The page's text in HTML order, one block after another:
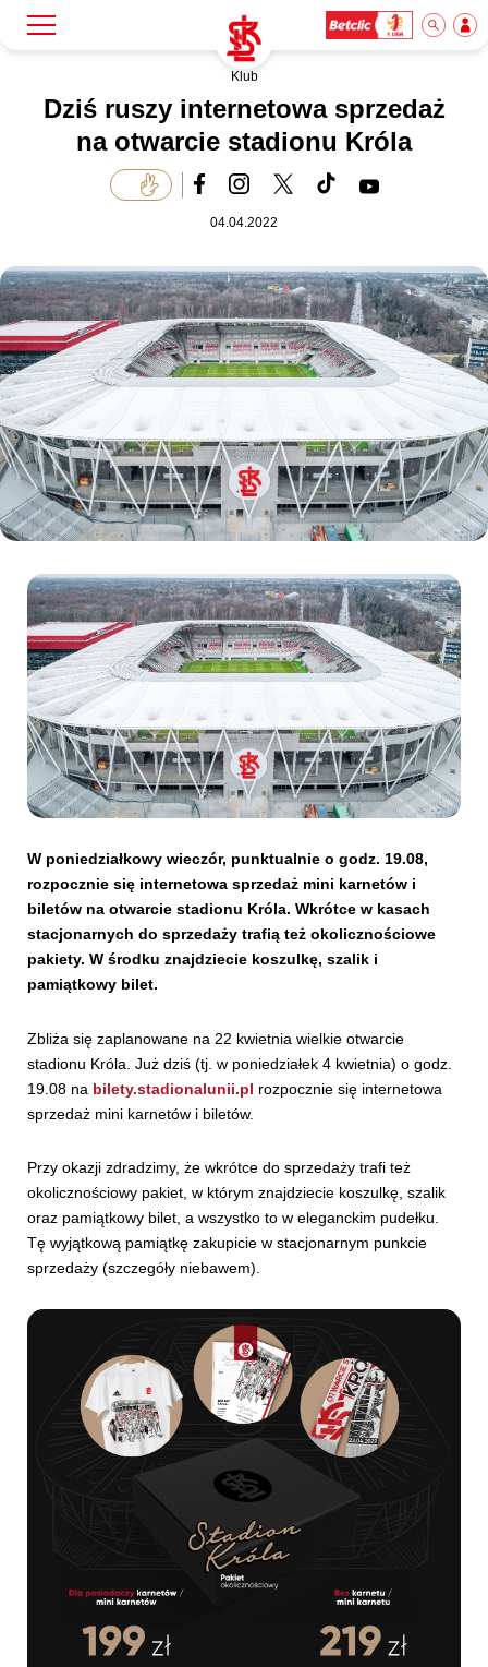
Klub
Akademia
Biznes
Dla mediów
Kibice
SKLEP KUP BILET
Klub
Dziś ruszy internetowa sprzedaż
na otwarcie stadionu Króla
04.04.2022
W poniedziałkowy wieczór, punktualnie o godz. 19.08,
rozpocznie się internetowa sprzedaż mini karnetów i
biletów na otwarcie stadionu Króla. Wkrótce w kasach
stacjonarnych do sprzedaży trafią też okolicznościowe
pakiety. W środku znajdziecie koszulkę, szalik i
pamiątkowy bilet.
Zbliża się zaplanowane na 22 kwietnia wielkie otwarcie
stadionu Króla. Już dziś (tj. w poniedziałek 4 kwietnia) o godz.
19.08 na bilety.stadionalunii.pl rozpocznie się internetowa
sprzedaż mini karnetów i biletów.
Przy okazji zdradzimy, że wkrótce do sprzedaży trafi też
okolicznościowy pakiet, w którym znajdziecie koszulkę, szalik
oraz pamiątkowy bilet, a wszystko to w eleganckim pudełku.
Tę wyjątkową pamiątkę zakupicie w stacjonarnym punkcie
sprzedaży (szczegóły niebawem).